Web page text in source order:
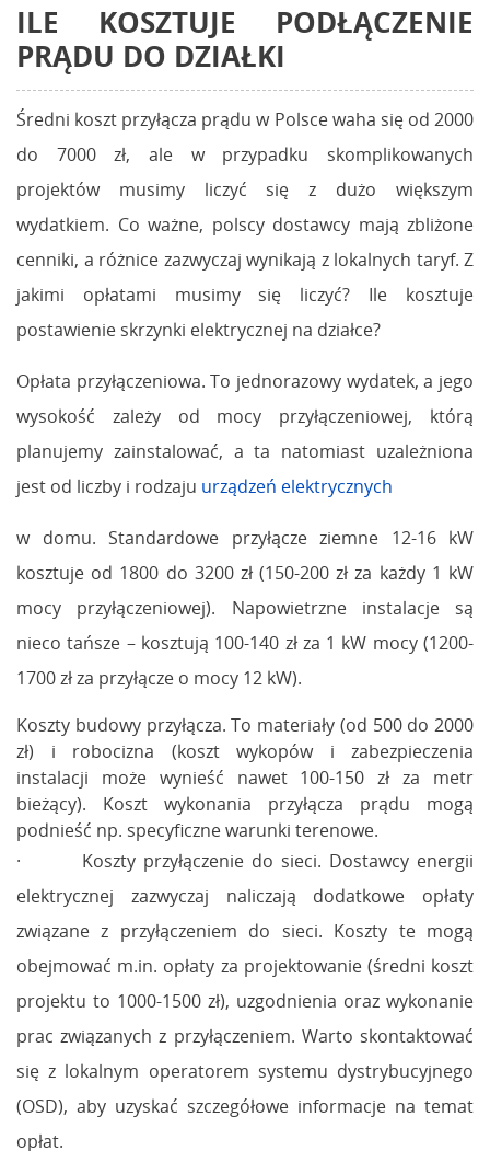
ILE KOSZTUJE PODŁĄCZENIE
PRĄDU DO DZIAŁKI
Średni koszt przyłącza prądu w Polsce waha się od 2000
do 7000 zł, ale w przypadku skomplikowanych
projektów musimy liczyć się z dużo większym
wydatkiem. Co ważne, polscy dostawcy mają zbliżone
cenniki, a różnice zazwyczaj wynikają z lokalnych taryf. Z
jakimi opłatami musimy się liczyć? Ile kosztuje
postawienie skrzynki elektrycznej na działce?
Opłata przyłączeniowa. To jednorazowy wydatek, a jego
wysokość zależy od mocy przyłączeniowej, którą
planujemy zainstalować, a ta natomiast uzależniona
jest od liczby i rodzaju urządzeń elektrycznych
w domu. Standardowe przyłącze ziemne 12-16 kW
kosztuje od 1800 do 3200 zł (150-200 zł za każdy 1 kW
mocy przyłączeniowej). Napowietrzne instalacje są
nieco tańsze – kosztują 100-140 zł za 1 kW mocy (1200-
1700 zł za przyłącze o mocy 12 kW).
Koszty budowy przyłącza. To materiały (od 500 do 2000
zł) i robocizna (koszt wykopów i zabezpieczenia
instalacji może wynieść nawet 100-150 zł za metr
bieżący). Koszt wykonania przyłącza prądu mogą
podnieść np. specyficzne warunki terenowe.
· Koszty przyłączenie do sieci. Dostawcy energii
elektrycznej zazwyczaj naliczają dodatkowe opłaty
związane z przyłączeniem do sieci. Koszty te mogą
obejmować m.in. opłaty za projektowanie (średni koszt
projektu to 1000-1500 zł), uzgodnienia oraz wykonanie
prac związanych z przyłączeniem. Warto skontaktować
się z lokalnym operatorem systemu dystrybucyjnego
(OSD), aby uzyskać szczegółowe informacje na temat
opłat.